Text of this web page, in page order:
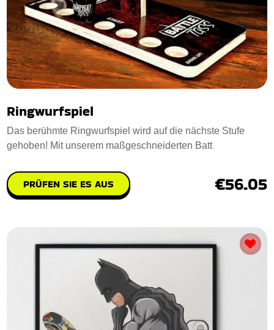
Ringwurfspiel
Das berühmte Ringwurfspiel wird auf die nächste Stufe
gehoben! Mit unserem maßgeschneiderten Batt
PRÜFEN SIE ES AUS €56.05